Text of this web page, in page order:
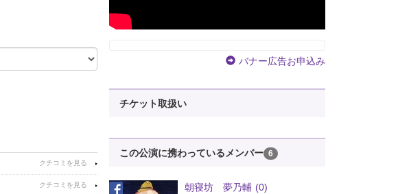
バナー広告お申込み
チケット取扱い
この公演に携わっているメンバー 6
朝寝坊 夢乃輔 (0)